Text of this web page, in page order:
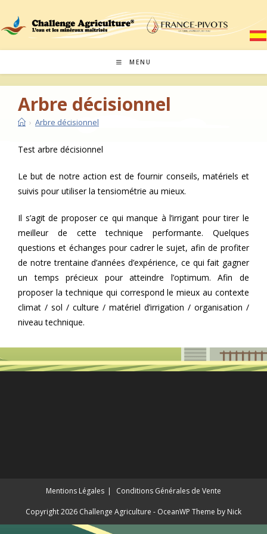
content
MENU
Arbre décisionnel
› Arbre décisionnel
Test arbre décisionnel
Le but de notre action est de fournir conseils, matériels et
suivis pour utiliser la tensiométrie au mieux.
Il s’agit de proposer ce qui manque à l’irrigant pour tirer le
meilleur de cette technique performante. Quelques
questions et échanges pour cadrer le sujet, afin de profiter
de notre trentaine d’années d’expérience, ce qui fait gagner
un temps précieux pour atteindre l’optimum. Afin de
proposer la technique qui correspond le mieux au contexte
climat / sol / culture / matériel d’irrigation / organisation /
niveau technique.
Mentions Légales Conditions Générales de Vente
Copyright 2026 Challenge Agriculture - OceanWP Theme by Nick